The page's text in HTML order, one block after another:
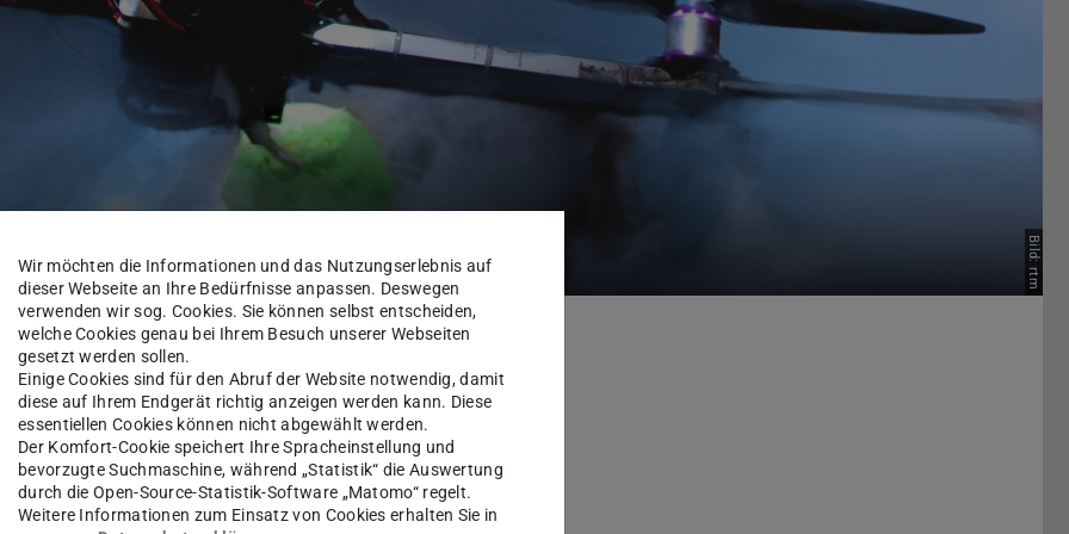
Bild: rtm
Über uns Alumni
Baihua Sun
Wir möchten die Informationen und das Nutzungserlebnis auf
dieser Webseite an Ihre Bedürfnisse anpassen. Deswegen
verwenden wir sog. Cookies. Sie können selbst entscheiden,
welche Cookies genau bei Ihrem Besuch unserer Webseiten
gesetzt werden sollen.
Einige Cookies sind für den Abruf der Website notwendig, damit
diese auf Ihrem Endgerät richtig anzeigen werden kann. Diese
essentiellen Cookies können nicht abgewählt werden.
Der Komfort-Cookie speichert Ihre Spracheinstellung und
bevorzugte Suchmaschine, während „Statistik“ die Auswertung
durch die Open-Source-Statistik-Software „Matomo“ regelt.
Weitere Informationen zum Einsatz von Cookies erhalten Sie in